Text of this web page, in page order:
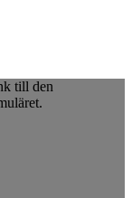
till den